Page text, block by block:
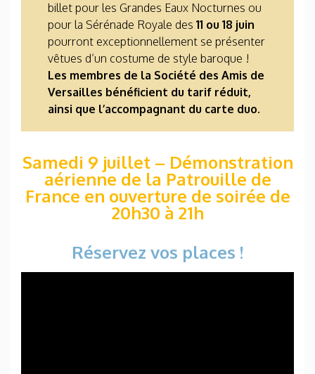
billet pour les Grandes Eaux Nocturnes ou
pour la Sérénade Royale des 11 ou 18 juin
pourront exceptionnellement se présenter
vêtues d’un costume de style baroque !
Les membres de la Société des Amis de
Versailles bénéficient du tarif réduit,
ainsi que l’accompagnant du carte duo.
Samedi 9 juillet – Démonstration
aérienne de la Patrouille de
France en ouverture de soirée de
20h30 à 21h
Réservez vos places !